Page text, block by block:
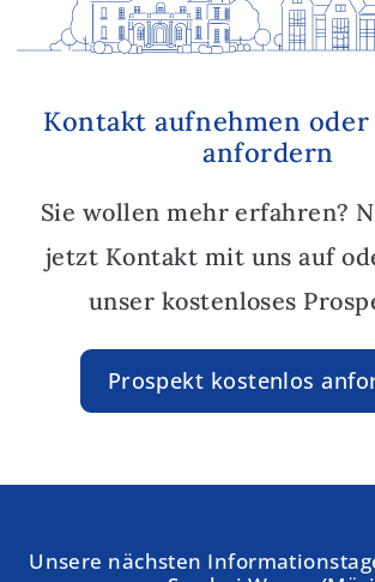
Kontakt aufnehmen
anfordern
Sie wollen mehr erfahren?
jetzt Kontakt mit uns auf
unser kostenloses
Prospekt kostenlos
Unsere nächsten